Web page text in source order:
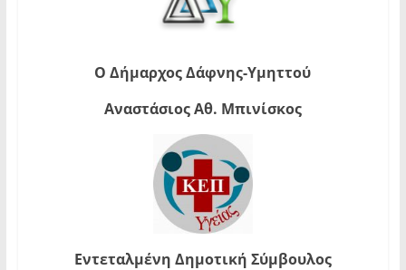
Ο Δήμαρχος Δάφνης-Υμηττού
Αναστάσιος Αθ. Μπινίσκος
Εντεταλμένη Δημοτική Σύμβουλος